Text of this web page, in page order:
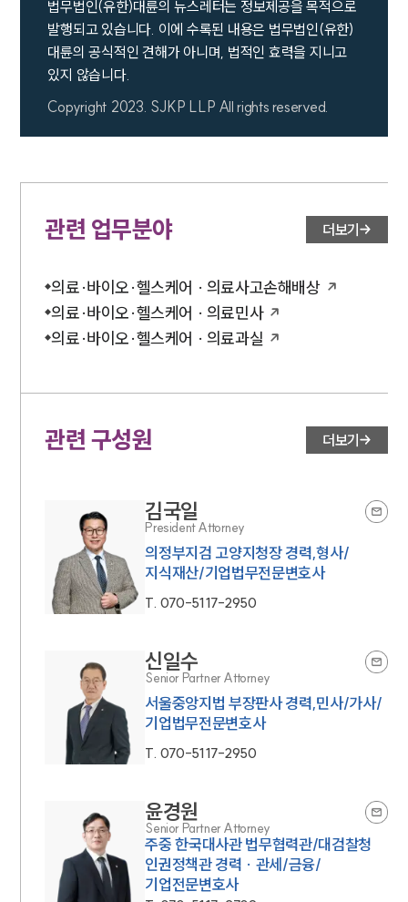
법무법인(유한)대륜의 뉴스레터는 정보제공을 목적으로
발행되고 있습니다. 이에 수록된 내용은 법무법인(유한)
대륜의 공식적인 견해가 아니며, 법적인 효력을 지니고
있지 않습니다.
Copyright 2023. SJKP LLP All rights reserved.
관련 업무분야 더보기
의료·바이오·헬스케어 · 의료사고손해배상
의료·바이오·헬스케어 · 의료민사
의료·바이오·헬스케어 · 의료과실
관련 구성원 더보기
김국일
President Attorney
의정부지검 고양지청장 경력,형사/
지식재산/기업법무전문변호사
T. 070-5117-2950
신일수
Senior Partner Attorney
서울중앙지법 부장판사 경력,민사/가사/
기업법무전문변호사
T. 070-5117-2950
윤경원
Senior Partner Attorney
주중 한국대사관 법무협력관/대검찰청
인권정책관 경력 · 관세/금융/
기업전문변호사